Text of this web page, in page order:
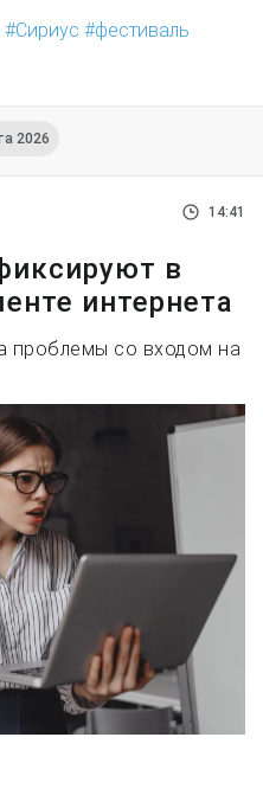
Сириус
фестиваль
2026
14:41
в
интернета
проблемы со входом на